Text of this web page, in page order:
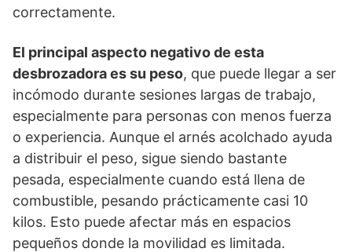
correctamente.
El principal aspecto negativo de esta
desbrozadora es su peso, que puede llegar a ser
incómodo durante sesiones largas de trabajo,
especialmente para personas con menos fuerza
o experiencia. Aunque el arnés acolchado ayuda
a distribuir el peso, sigue siendo bastante
pesada, especialmente cuando está llena de
combustible, pesando prácticamente casi 10
kilos. Esto puede afectar más en espacios
pequeños donde la movilidad es limitada.